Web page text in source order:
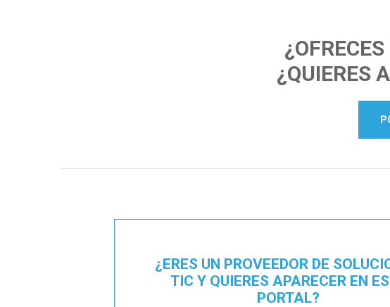
¿QUIERES
¿ERES UN PROVEEDOR DE
TIC Y QUIERES APARECER EN
PORTAL?